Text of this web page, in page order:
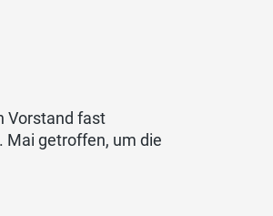
Vorstand fast
Mai getroffen, um die